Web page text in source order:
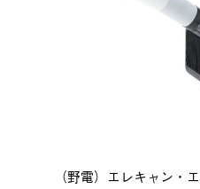
（野電）エレキャン・